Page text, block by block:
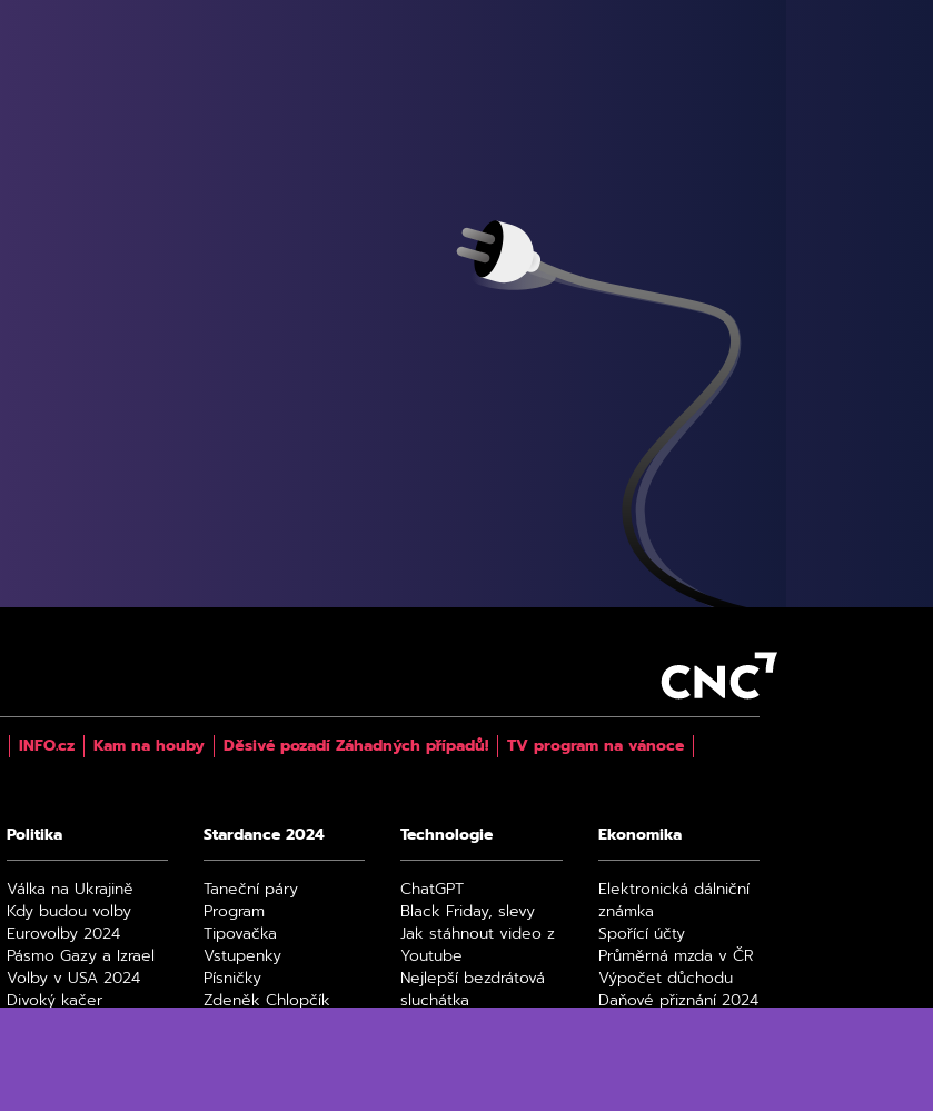
INFO.cz Kam na houby Děsivé pozadí Záhadných případů!
TV program na vánoce
Politika
Válka na Ukrajině
Kdy budou volby
Eurovolby 2024
Pásmo Gazy a Izrael
Volby v USA 2024
Divoký kačer
Stardance 2024
Taneční páry
Program
Tipovačka
Vstupenky
Písničky
Zdeněk Chlopčík
Technologie
ChatGPT
Black Friday, slevy
Jak stáhnout video z
Youtube
Nejlepší bezdrátová
sluchátka
Ekonomika
Elektronická dálniční
známka
Spořící účty
Průměrná mzda v ČR
Výpočet důchodu
Daňové přiznání 2024